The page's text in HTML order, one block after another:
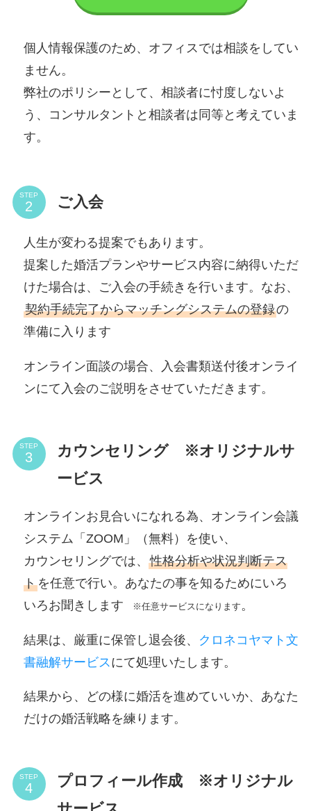
個人情報保護のため、オフィスでは相談をしてい
ません。
弊社のポリシーとして、相談者に忖度しないよ
う、コンサルタントと相談者は同等と考えていま
す。
STEP ご入会
人生が変わる提案でもあります。
提案した婚活プランやサービス内容に納得いただ
けた場合は、ご入会の手続きを行います。なお、
契約手続完了からマッチングシステムの登録の
準備に入ります
オンライン面談の場合、入会書類送付後オンライ
ンにて入会のご説明をさせていただきます。
STEP
カウンセリング ※オリジナルサ
ービス
オンラインお見合いになれる為、オンライン会議
システム「ZOOM」（無料）を使い、
カウンセリングでは、 性格分析や状況判断テス
トを任意で行い。あなたの事を知るためにいろ
いろお聞きします ※任意サービスになります 。
結果は、厳重に保管し退会後、
クロネコヤマト文
書融解サービス にて処理いたします。
結果から、どの様に婚活を進めていいか、あなた
だけの婚活戦略を練ります。
STEP
プロフィール作成 ※オリジナル